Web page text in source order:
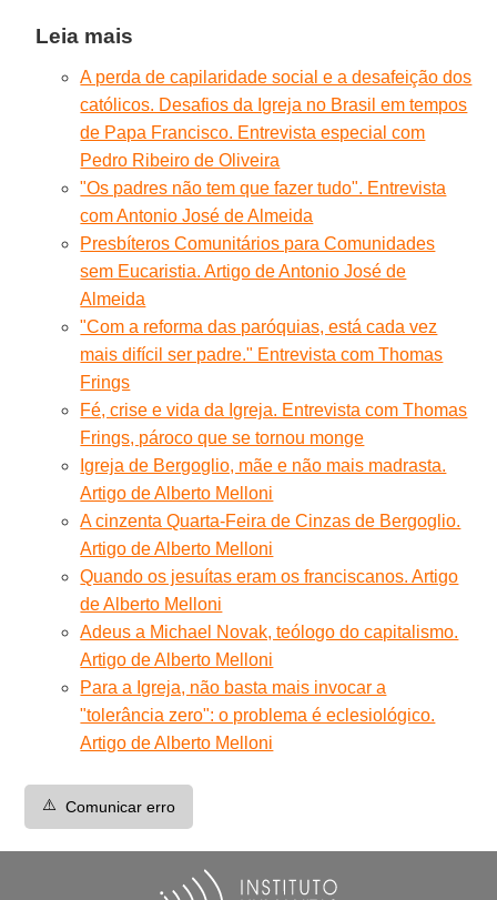
Leia mais
A perda de capilaridade social e a desafeição dos
católicos. Desafios da Igreja no Brasil em tempos
de Papa Francisco. Entrevista especial com
Pedro Ribeiro de Oliveira
"Os padres não tem que fazer tudo". Entrevista
com Antonio José de Almeida
Presbíteros Comunitários para Comunidades
sem Eucaristia. Artigo de Antonio José de
Almeida
"Com a reforma das paróquias, está cada vez
mais difícil ser padre." Entrevista com Thomas
Frings
Fé, crise e vida da Igreja. Entrevista com Thomas
Frings, pároco que se tornou monge
Igreja de Bergoglio, mãe e não mais madrasta.
Artigo de Alberto Melloni
A cinzenta Quarta-Feira de Cinzas de Bergoglio.
Artigo de Alberto Melloni
Quando os jesuítas eram os franciscanos. Artigo
de Alberto Melloni
Adeus a Michael Novak, teólogo do capitalismo.
Artigo de Alberto Melloni
Para a Igreja, não basta mais invocar a
"tolerância zero": o problema é eclesiológico.
Artigo de Alberto Melloni
⚠️ Comunicar erro